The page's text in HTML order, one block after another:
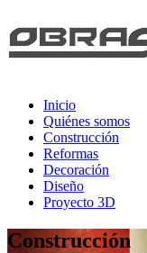
Inicio
Quiénes somos
Construcción
Reformas
Decoración
Diseño
Proyecto 3D
Construcción